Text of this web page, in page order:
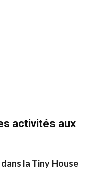
activités aux
la Tiny House